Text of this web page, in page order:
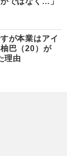
が本業はアイ
巴（20）が
理由